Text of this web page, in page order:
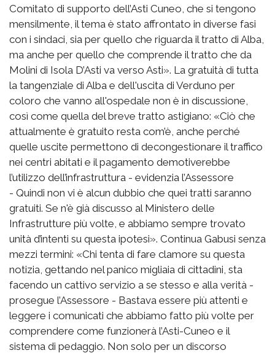
Comitato di supporto dell’Asti Cuneo, che si tengono
mensilmente, il tema è stato affrontato in diverse fasi
con i sindaci, sia per quello che riguarda il tratto di Alba,
ma anche per quello che comprende il tratto che da
Molini di Isola D’Asti va verso Asti». La gratuità di tutta
la tangenziale di Alba e dell'uscita di Verduno per
coloro che vanno all'ospedale non è in discussione,
così come quella del breve tratto astigiano: «Ciò che
attualmente è gratuito resta com’è, anche perché
quelle uscite permettono di decongestionare il traffico
nei centri abitati e il pagamento demotiverebbe
l’utilizzo dell’infrastruttura - evidenzia l’Assessore
- Quindi non vi è alcun dubbio che quei tratti saranno
gratuiti. Se n'è già discusso al Ministero delle
Infrastrutture più volte, e abbiamo sempre trovato
unità d’intenti su questa ipotesi». Continua Gabusi senza
mezzi termini: «Chi tenta di fare clamore su questa
notizia, gettando nel panico migliaia di cittadini, sta
facendo un cattivo servizio a se stesso e alla verità -
prosegue l’Assessore - Bastava essere più attenti e
leggere i comunicati che abbiamo fatto più volte per
comprendere come funzionerà l’Asti-Cuneo e il
sistema di pedaggio. Non solo per un discorso